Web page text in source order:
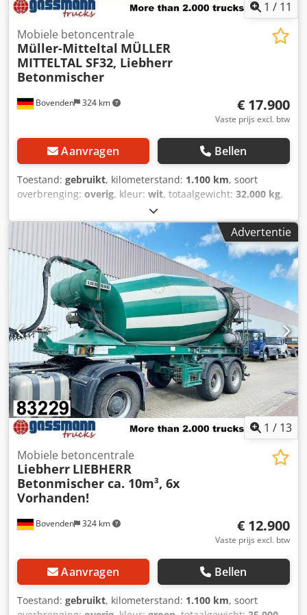
1 / 11
Bovenden 324 km
Mobiele betoncentrale
Müller-Mitteltal MÜLLER
MITTELTAL SF32, Liebherr
Betonmischer
€ 17.900
Vaste prijs excl. btw
Aanvragen Bellen
Toestand: gebruikt, kilometerstand: 1.100 km, soort
overbrenging: overig, kleur: wit, totaalgewicht: 32.000 kg,
, maximaal laadgewicht:
bandenmaten:425/65R22,5, eerste registratie:03/2016,
, bestuurderscabine: overig, Uitrusting:
ABS , Voertuiglocatie: Bovenden, 2 assen, BPW-assen,
luchtvering, 1e as liftbaar, ABS (antiblokkeersysteem),
zijafscherming, steunpoten Opbouw: Liebherr betonmixer
type HTM 1004 ca. 10m³, 2x 10t BPW-assen! Geschikte
hydrauliek voor motor PTO op het trekkend voertuig tegen
meerprijs leverbaar! Codpsi Rk Axjfx Aahorf ACCESSOIRE-
INFORMATIE ZONDER GARANTIE, wijzigingen, tussentijdse
verkoop en fouten voorbehouden!
Advertentie
1 / 13
Bovenden 324 km
Mobiele betoncentrale
Liebherr LIEBHERR
Betonmischer ca. 10m³, 6x
Vorhanden!
€ 12.900
Vaste prijs excl. btw
Aanvragen Bellen
Toestand: gebruikt, kilometerstand: 1.100 km, soort